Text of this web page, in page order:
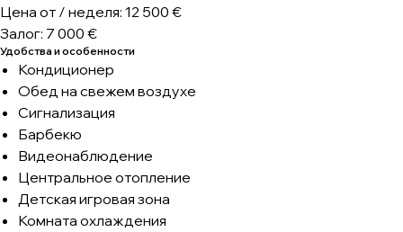
Цена от / неделя: 12 500 €
Залог: 7 000 €
Удобства и особенности
Кондиционер
Обед на свежем воздухе
Сигнализация
Барбекю
Видеонаблюдение
Центральное отопление
Детская игровая зона
Комната охлаждения